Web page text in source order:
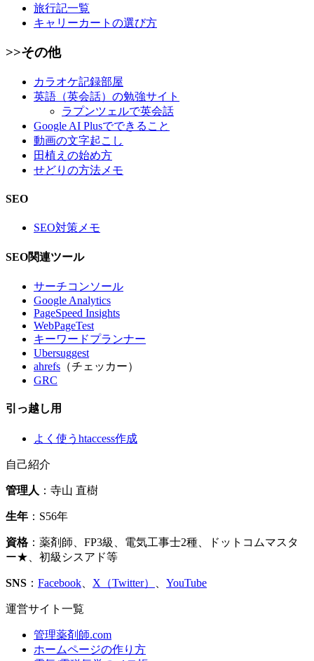
旅行記一覧
キャリーカートの選び方
>>その他
カラオケ記録部屋
英語（英会話）の勉強サイト
ラプンツェルで英会話
Google AI Plusでできること
動画の文字起こし
田植えの始め方
せどりの方法メモ
SEO
SEO対策メモ
SEO関連ツール
サーチコンソール
Google Analytics
PageSpeed Insights
WebPageTest
キーワードプランナー
Ubersuggest
ahrefs （チェッカー）
GRC
引っ越し用
よく使うhtaccess作成
自己紹介
管理人 ：寺山 直樹
生年 ：S56年
資格：薬剤師、FP3級、電気工事士2種、ドットコムマスタ
ー★、初級シスアド等
SNS ： Facebook X（Twitter） YouTube
運営サイト一覧
管理薬剤師.com
ホームページの作り方